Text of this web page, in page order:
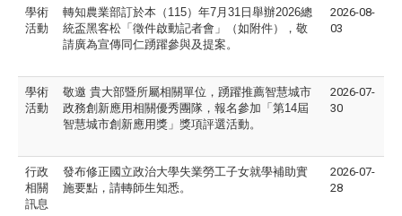
學術
活動
轉知農業部訂於本（ 115）年7月 31 日舉辦2026總
統盃黑客松「徵件啟動記者會」（如附件），敬
請廣為宣傳同仁踴躍參與及提案。
2026-08-
03
學術
活動
敬邀 貴大部暨所屬相關單位，踴躍推薦智慧城市
政務創 新應用相關優秀團隊，報名參加「第14屆
智慧城市創新應用獎」獎項評選活動。
2026-07-
30
行政
相關
訊息
發布修正國立政治大學失業勞工子女就學補助實
施要點， 請轉師生知悉。
2026-07-
28